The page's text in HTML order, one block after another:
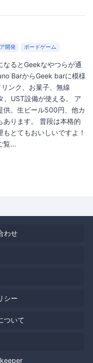
開発 ボードゲーム
るとGeekなやつらが通
BarからGeek barに模様
ンク、お菓子、無線
、UST設備が使える。 ア
供。生ビール500円、他カ
あります。 普段は本格的
とてもおいしいですよ！
覧...
わせ
シー
ついて